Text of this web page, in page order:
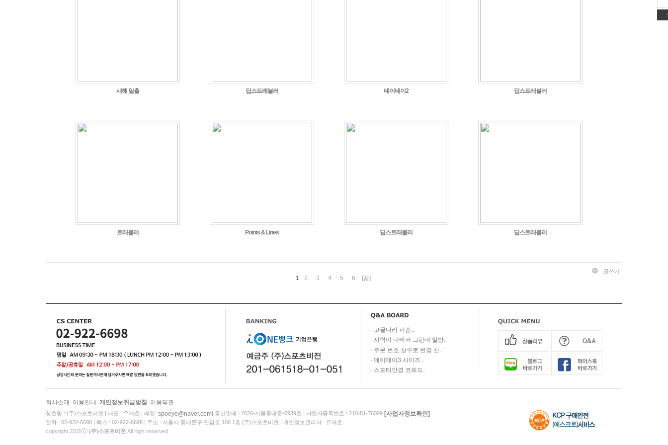
새해 일출 딥스트래블러 데이데이2 딥스트래블러
트래블러 Points & Lines 딥스트래블러 딥스트래블러
글쓰기
1 2 3 4 5 6 [끝]
· 고글다리 파손..
· 시력이 나빠서 그런데 일반..
· 주문 번호 실수로 변경 신
· 데이데이3 사이즈..
· 스포티안경 코패드..
회사소개 이용안내 개인정보취급방침 이용약관
상호명 : (주)스포츠비젼 | 대표 : 유재호 | 메일: spoeye@naver.com| 통신판매 : 2020-서울동대문-0939호 | 사업자등록번호 : 210-81-76009 [사업자정보확인]
전화 : 02-922-6698 | 팩스 : 02-922-6698 | 주소 : 서울시 동대문구 안암로 106 1층 (주)스포츠비젼 | 개인정보관리자 : 유재호
copyright 2015ⓒ (주)스포츠비젼 All right reserved